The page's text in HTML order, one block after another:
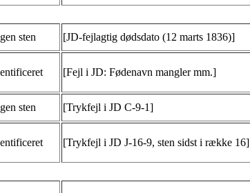
[JD-fejlagtig dødsdato (12 marts 1836)]
[Fejl i JD: Fødenavn mangler mm.]
[Trykfejl i JD C-9-1]
[Trykfejl i JD J-16-9, sten sidst i række 16]